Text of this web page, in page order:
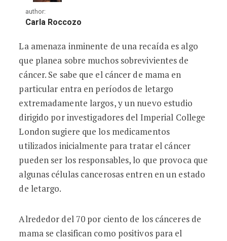
author:
Carla Roccozo
Cómo los tratamientos hormonales
La amenaza inminente de una recaída es algo
que planea sobre muchos sobrevivientes de
cáncer. Se sabe que el cáncer de mama en
particular entra en períodos de letargo
extremadamente largos, y un nuevo estudio
dirigido por investigadores del Imperial College
London sugiere que los medicamentos
utilizados inicialmente para tratar el cáncer
pueden ser los responsables, lo que provoca que
algunas células cancerosas entren en un estado
de letargo.
Alrededor del 70 por ciento de los cánceres de
mama se clasifican como positivos para el